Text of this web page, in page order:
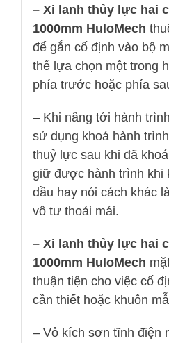
– Xi lanh thủy lực hai
1000mm HuloMech
để gắn cố định vào bộ
thể lựa chọn một trong
phía trước hoặc phía
– Khi nâng tới hành
sử dụng khoá hành
thuỷ lực sau khi đã
giữ được hành trình khi
dầu hay nói cách khác
vô tư thoải mái.
– Xi lanh thủy lực hai
1000mm HuloMech
thuận tiện cho việc cố
cần thiết hoặc khuôn
– Vỏ kích sơn tĩnh điện